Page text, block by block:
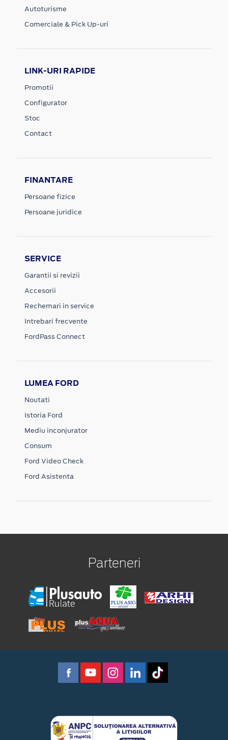
Autoturisme
Comerciale & Pick Up-uri
LINK-URI RAPIDE
Promotii
Configurator
Stoc
Contact
FINANTARE
Persoane fizice
Persoane juridice
SERVICE
Garantii si revizii
Accesorii
Rechemari in service
Intrebari frecvente
FordPass Connect
LUMEA FORD
Noutati
Istoria Ford
Mediu inconjurator
Consum
Ford Video Check
Ford Asistenta
Parteneri